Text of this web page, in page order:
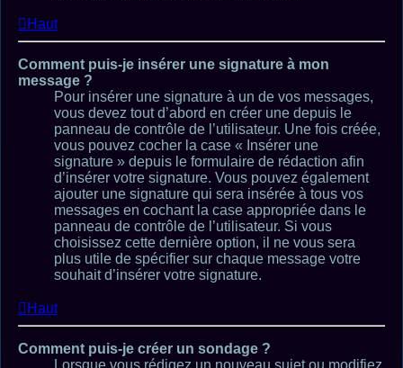
Haut
Comment puis-je insérer une signature à mon
message ?
Pour insérer une signature à un de vos messages,
vous devez tout d’abord en créer une depuis le
panneau de contrôle de l’utilisateur. Une fois créée,
vous pouvez cocher la case « Insérer une
signature » depuis le formulaire de rédaction afin
d’insérer votre signature. Vous pouvez également
ajouter une signature qui sera insérée à tous vos
messages en cochant la case appropriée dans le
panneau de contrôle de l’utilisateur. Si vous
choisissez cette dernière option, il ne vous sera
plus utile de spécifier sur chaque message votre
souhait d’insérer votre signature.
Haut
Comment puis-je créer un sondage ?